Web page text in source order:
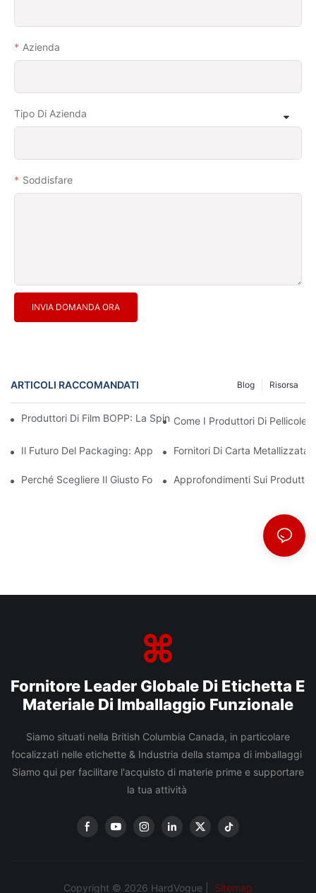
Azienda
Tipo Di Azienda
Soddisfare
INVIA DOMANDA ORA
ARTICOLI RACCOMANDATI Risorsa
Blog
Produttori Di Film BOPP: La Spina Dorsale Degli Imballaggi
Come I Produttori Di Pellicole
Il Futuro Del Packaging: Approfondimenti Dai Principali
Fornitori Di Carta
Perché Scegliere Il Giusto Fornitore Di Film BOPP È Importante
Approfondimenti Sui
Fornitore Leader Globale Di Etichetta E
Materiale Di Imballaggio Funzionale
Siamo situati nella British Columbia Canada, in particolare
focalizzati nelle etichette & Industria della stampa di imballaggi
Siamo qui per facilitare l'acquisto di materie prime e supportare
la tua attività
Copyright © 2026 HardVogue | Sitemap